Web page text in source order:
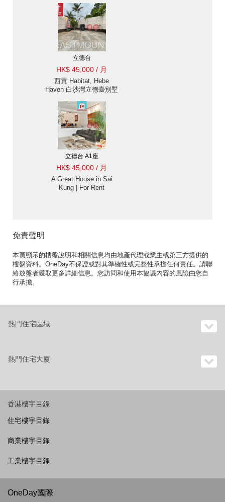
租單位
立德台
HK$ 45,000 / 月
西貢 Habitat, Hebe
Haven 白沙灣立德臺別墅
學堂 出租單位
立德台 A1座
HK$ 45,000 / 月
A Great House in Sai
Kung | For Rent
免責聲明
本頁顯示的樓盤說明和相關信息均由地產代理或業主或第三方提供的
樓盤資料。OneDay不保證或對其準確性或完整性承擔任何責任。請聯
絡放盤者獲取更多詳細信息。您訪問和使用本協議內容的風險由您自
行承擔。
熱門住宅區域
熱門住宅大廈
香港樓宇目錄
住宅樓宇目錄
商業樓宇目錄
工業樓宇目錄
OneDay國際